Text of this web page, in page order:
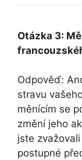
Otázka 3:
Odpověď:
stravu
měnícím se
změní jeho
jste
postupné